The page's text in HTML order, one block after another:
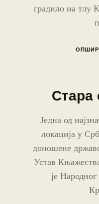
градило на тлу
Стара
Једна од
локација у
доношене
Устав
је